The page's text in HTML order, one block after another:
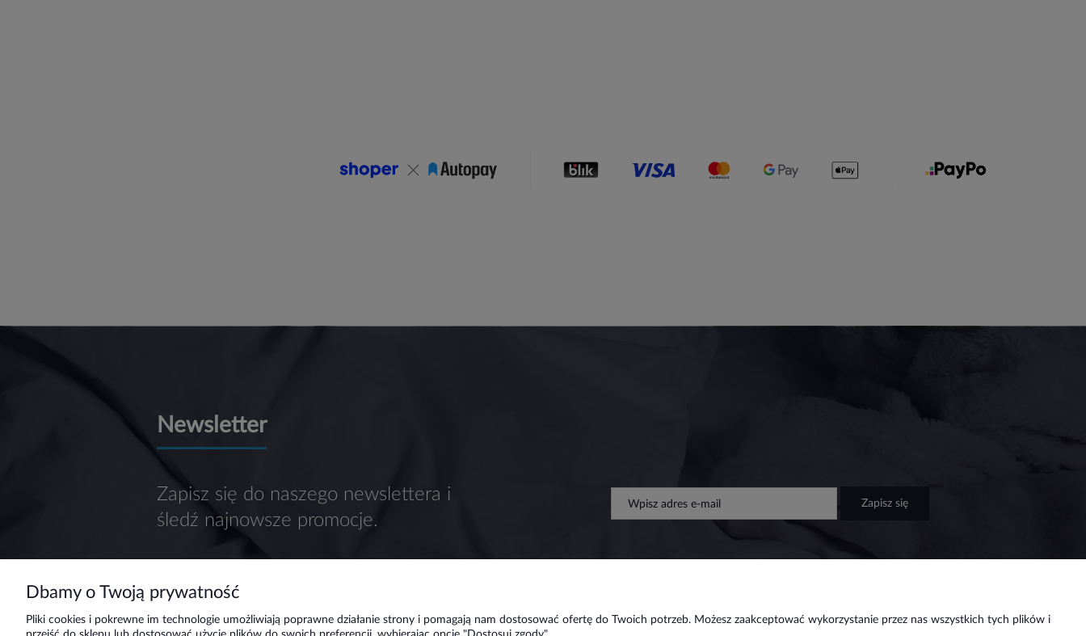
Newsletter
Zapisz się do naszego newslettera i
śledź najnowsze promocje.
zapisz się
Dbamy o Twoją prywatność
Pliki cookies i pokrewne im technologie umożliwiają poprawne działanie strony i pomagają nam dostosować ofertę do Twoich potrzeb. Możesz zaakceptować wykorzystanie przez nas wszystkich tych plików i